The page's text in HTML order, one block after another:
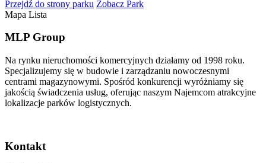
Przejdź do strony parku Zobacz Park
Mapa Lista
MLP Group
Na rynku nieruchomości komercyjnych działamy od 1998 roku.
Specjalizujemy się w budowie i zarządzaniu nowoczesnymi
centrami magazynowymi. Spośród konkurencji wyróżniamy się
jakością świadczenia usług, oferując naszym Najemcom atrakcyjne
lokalizacje parków logistycznych.
Kontakt